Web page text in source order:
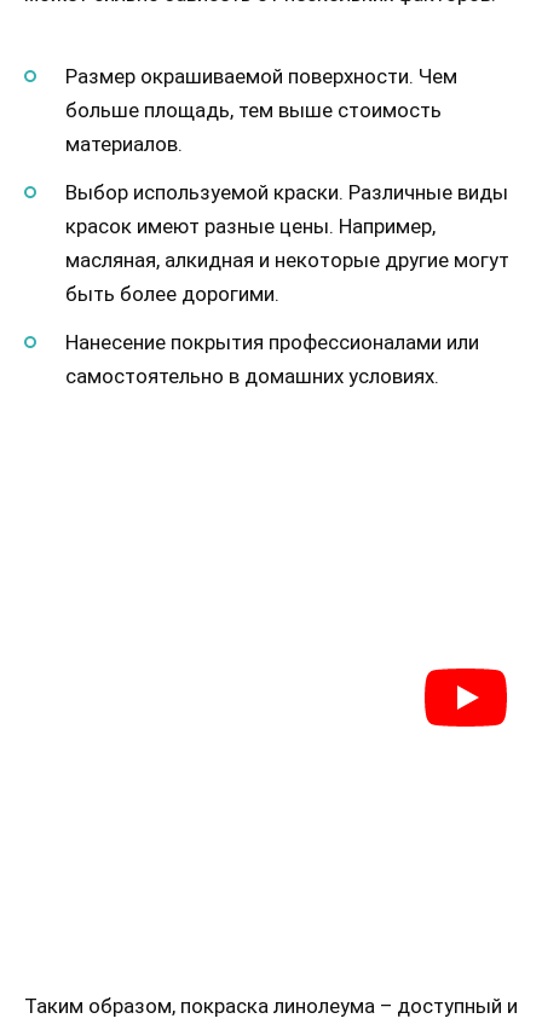
Размер окрашиваемой поверхности. Чем
больше площадь, тем выше стоимость
материалов.
Выбор используемой краски. Различные виды
красок имеют разные цены. Например,
масляная, алкидная и некоторые другие могут
быть более дорогими.
Нанесение покрытия профессионалами или
самостоятельно в домашних условиях.
Таким образом, покраска линолеума – доступный и